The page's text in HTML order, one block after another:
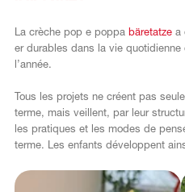
La crèche pop e poppa bäretatzea
er durables dans la vie
l’année.
Tous les projets ne créent pas
terme, mais veillent, par leur
les pratiques et les modes de
terme. Les enfants développent